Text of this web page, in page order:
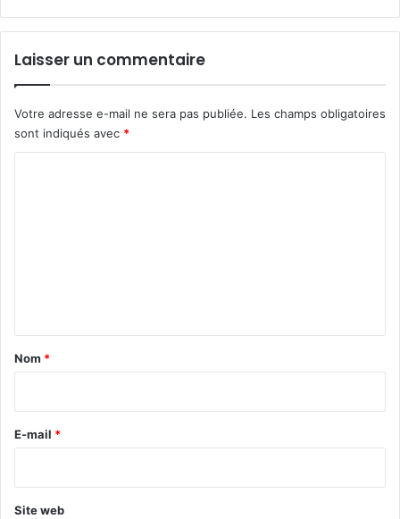
Laisser un commentaire
Votre adresse e-mail ne sera pas publiée. Les champs obligatoires
sont indiqués avec *
a
e
Nom *
E-mail *
Site web